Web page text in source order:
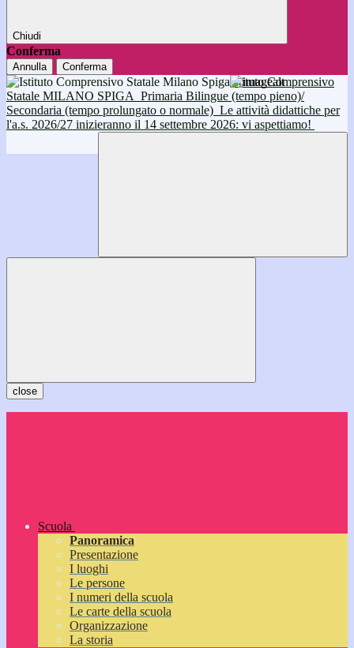
Chiudi
Conferma
Annulla Conferma
Istituto Comprensivo
Statale MILANO SPIGA Primaria Bilingue (tempo pieno)/
Secondaria (tempo prolungato o normale) Le attività didattiche per
l'a.s. 2026/27 inizieranno il 14 settembre 2026: vi aspettiamo!
close
Scuola
Panoramica
Presentazione
I luoghi
Le persone
I numeri della scuola
Le carte della scuola
Organizzazione
La storia